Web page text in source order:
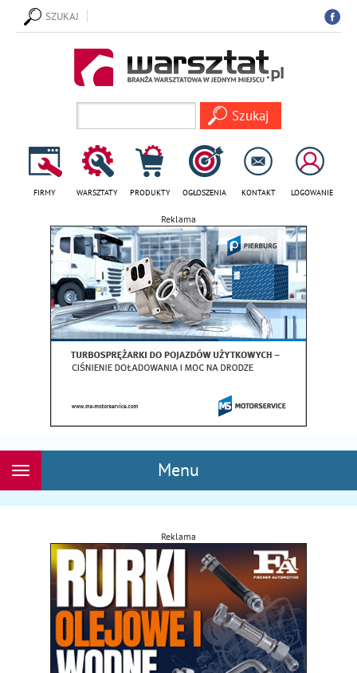
SZUKAJ
FIRMY WARSZTATY PRODUKTY OGŁOSZENIA KONTAKT LOGOWANIE
Reklama
Menu
Rozwiń
Reklama